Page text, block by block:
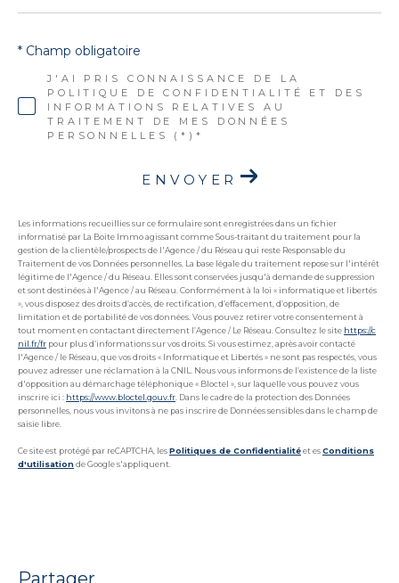
J'AI PRIS CONNAISSANCE DE LA
POLITIQUE DE CONFIDENTIALITÉ ET DES
INFORMATIONS RELATIVES AU
TRAITEMENT DE MES DONNÉES
PERSONNELLES (*)*
* Champ obligatoire
ENVOYER
Les informations recueillies sur ce formulaire sont enregistrées dans un fichier
informatisé par La Boite Immo agissant comme Sous-traitant du traitement pour la
gestion de la clientèle/prospects de l'Agence / du Réseau qui reste Responsable du
Traitement de vos Données personnelles. La base légale du traitement repose sur l'intérêt
légitime de l'Agence / du Réseau. Elles sont conservées jusqu'à demande de suppression
et sont destinées à l'Agence / au Réseau. Conformément à la loi « informatique et libertés
», vous disposez des droits d’accès, de rectification, d’effacement, d’opposition, de
limitation et de portabilité de vos données. Vous pouvez retirer votre consentement à
tout moment en contactant directement l’Agence / Le Réseau. Consultez le site https://c
nil.fr/fr pour plus d’informations sur vos droits. Si vous estimez, après avoir contacté
l'Agence / le Réseau, que vos droits « Informatique et Libertés » ne sont pas respectés, vous
pouvez adresser une réclamation à la CNIL. Nous vous informons de l’existence de la liste
d'opposition au démarchage téléphonique « Bloctel », sur laquelle vous pouvez vous
inscrire ici : https://www.bloctel.gouv.fr . Dans le cadre de la protection des Données
personnelles, nous vous invitons à ne pas inscrire de Données sensibles dans le champ de
saisie libre.
Ce site est protégé par reCAPTCHA, lesPolitiques de Confidentialitéet esConditions
d'utilisationde Google s'appliquent.
partager